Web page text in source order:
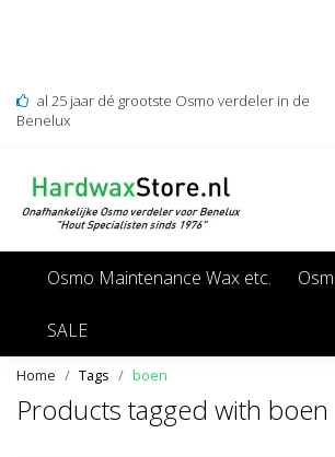
al 25 jaar dé grootste Osmo verdeler in de
Benelux
Osmo Maintenance Wax etc.
SALE
Home Tags boen
Products tagged with boen